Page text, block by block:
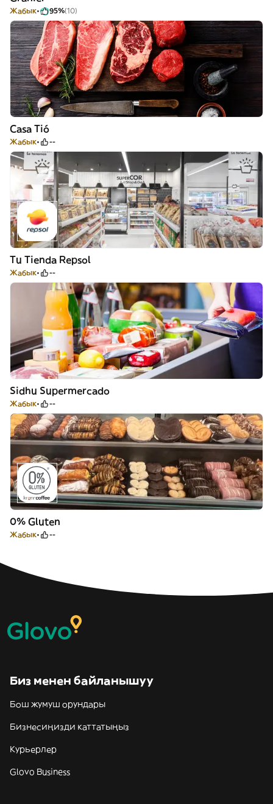
Жабык 95%(10)
Casa Tió
Жабык --
Tu Tienda Repsol
Жабык --
Sidhu Supermercado
Жабык --
0% Gluten
Жабык --
Биз менен байланышуу
Бош жумуш орундары
Бизнесиңизди каттатыңыз
Курьерлер
Glovo Business